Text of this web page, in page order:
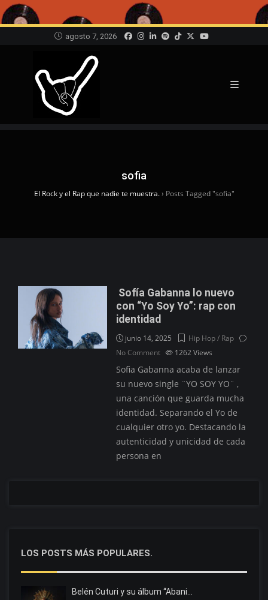
agosto 7, 2026
sofia
El Rock y el Rap que nadie te muestra.› Posts Tagged "sofia"
Sofía Gabanna lo nuevo
con “Yo Soy Yo”: rap con
identidad
junio 14, 2025
Hip Hop / Rap
No Comment
1262Views
Sofia Gabanna acaba de lanzar
su nuevo single ¨YO SOY YO¨ ,
una canción que guarda mucha
identidad. Separando el Yo de
cualquier otro yo. Destacando la
autenticidad y unicidad de cada
persona en
LOS POSTS MÁS POPULARES.
Belén Cuturi y su álbum “Abani…